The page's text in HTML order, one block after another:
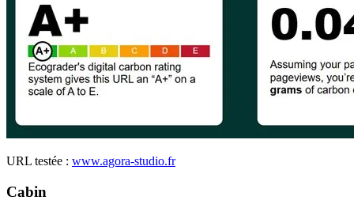
URL testée : www.agora-studio.fr
Cabin